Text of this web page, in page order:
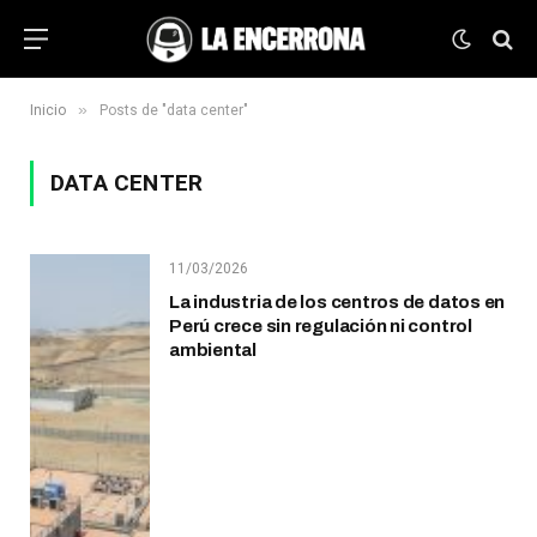
Inicio » Posts de "data center"
DATA CENTER
11/03/2026
La industria de los centros de datos en
Perú crece sin regulación ni control
ambiental